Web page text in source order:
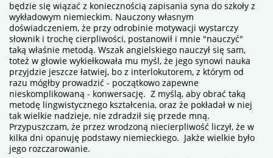
będzie się wiązać z koniecznością zapisania syna do szkoły z
wykładowym niemieckim. Nauczony własnym
doświadczeniem, że przy odrobinie motywacji wystarczy
słownik i trochę cierpliwości, postanowił i mnie "nauczyć"
taką właśnie metodą. Wszak angielskiego nauczył się sam,
toteż w głowie wykiełkowała mu myśl, że jego synowi nauka
przyjdzie jeszcze łatwiej, bo z interlokutorem, z którym od
razu mógłby prowadzić - początkowo zapewne
nieskomplikowaną - konwersację. Z myślą, aby obrać taką
metodę lingwistycznego kształcenia, oraz że pokładał w niej
tak wielkie nadzieje, nie zdradził się przede mną.
Przypuszczam, że przez wrodzoną niecierpliwość liczył, że w
kilka dni opanuję podstawy niemieckiego. Jakże wielkie było
jego rozczarowanie.